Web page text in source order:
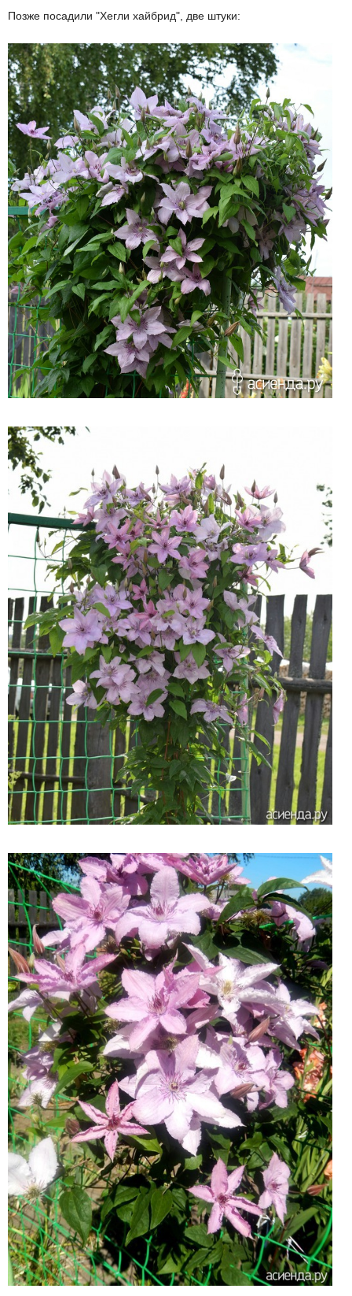
Позже посадили "Хегли хайбрид", две штуки: